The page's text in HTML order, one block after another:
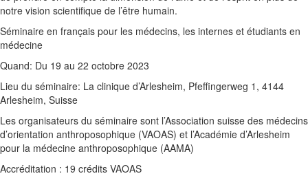
notre vision scientifique de l’être humain.
Séminaire en français pour les médecins, les internes et étudiants en
médecine
Quand: Du 19 au 22 octobre 2023
Lieu du séminaire: La clinique d’Arlesheim, Pfeffingerweg 1, 4144
Arlesheim, Suisse
Les organisateurs du séminaire sont l’Association suisse des médecins
d’orientation anthroposophique (VAOAS) et l’Académie d’Arlesheim
pour la médecine anthroposophique (AAMA)
Accréditation : 19 crédits VAOAS